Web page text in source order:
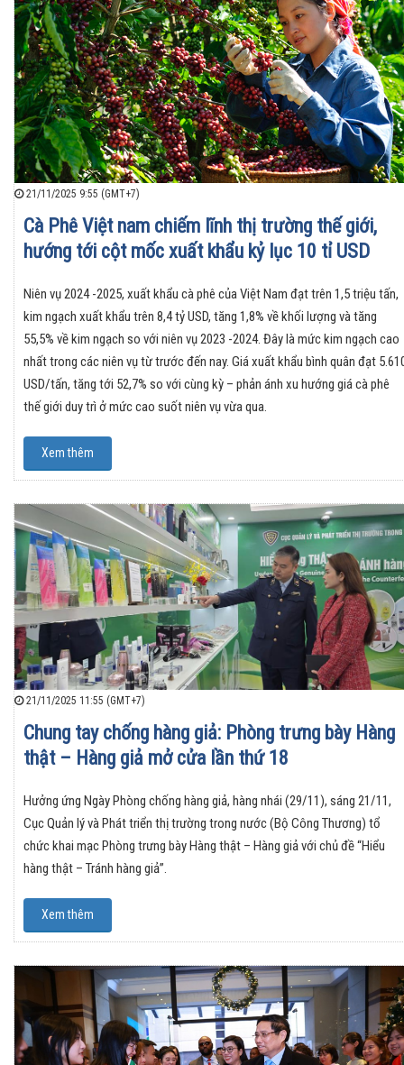
21/11/2025 9:55 (GMT+7)
Cà Phê Việt nam chiếm lĩnh thị trường thế giới,
hướng tới cột mốc xuất khẩu kỷ lục 10 tỉ USD
Niên vụ 2024 -2025, xuất khẩu cà phê của Việt Nam đạt trên 1,5 triệu tấn,
kim ngạch xuất khẩu trên 8,4 tỷ USD, tăng 1,8% về khối lượng và tăng
55,5% về kim ngạch so với niên vụ 2023 -2024. Đây là mức kim ngạch cao
nhất trong các niên vụ từ trước đến nay. Giá xuất khẩu bình quân đạt
USD/tấn, tăng tới 52,7% so với cùng kỳ – phản ánh xu hướng giá cà phê
thế giới duy trì ở mức cao suốt niên vụ vừa qua.
Xem thêm
21/11/2025 11:55 (GMT+7)
Chung tay chống hàng giả: Phòng trưng bày Hàng
thật – Hàng giả mở cửa lần thứ 18
Hưởng ứng Ngày Phòng chống hàng giả, hàng nhái (29/11), sáng 21/11,
Cục Quản lý và Phát triển thị trường trong nước (Bộ Công Thương) tổ
chức khai mạc Phòng trưng bày Hàng thật – Hàng giả với chủ đề “Hiểu
hàng thật – Tránh hàng giả”.
Xem thêm